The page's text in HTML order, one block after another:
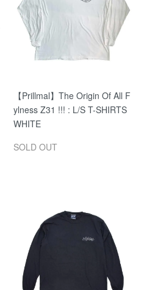
【Prillmal】The Origin Of All F
ylness Z31 !!! : L/S T-SHIRTS
WHITE
SOLD OUT